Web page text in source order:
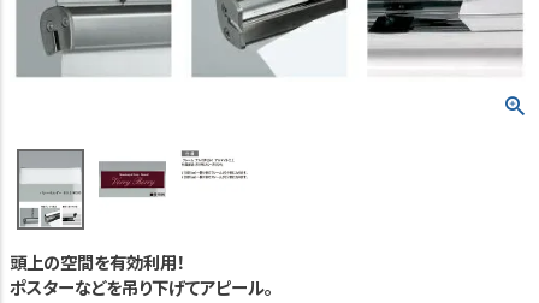
用語集
よくある質問
特定商取引法表示
会社概要
頭上の空間を有効利用！
ポスターなどを吊り下げてアピール。